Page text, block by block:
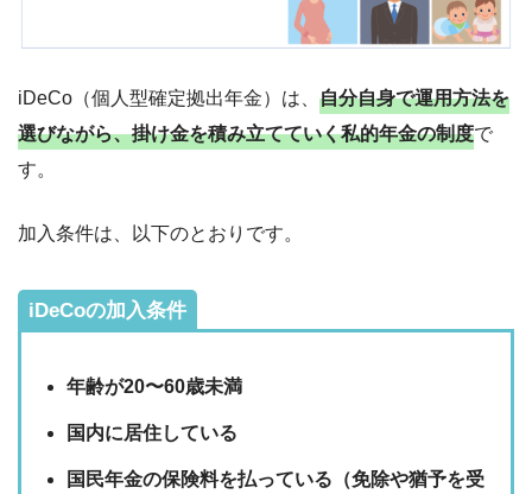
iDeCo（個人型確定拠出年金）は、 自分自身で運用方法を
選びながら、掛け金を積み立てていく私的年金の制度で
す。
加入条件は、以下のとおりです。
iDeCoの加入条件
年齢が20〜60歳未満
国内に居住している
国民年金の保険料を払っている（免除や猶予を受